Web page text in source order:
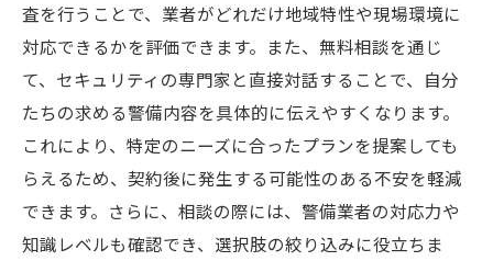
査を行うことで、業者がどれだけ地域特性や現場環境に
対応できるかを評価できます。また、無料相談を通じ
て、セキュリティの専門家と直接対話することで、自分
たちの求める警備内容を具体的に伝えやすくなります。
これにより、特定のニーズに合ったプランを提案しても
らえるため、契約後に発生する可能性のある不安を軽減
できます。さらに、相談の際には、警備業者の対応力や
知識レベルも確認でき、選択肢の絞り込みに役立ちま